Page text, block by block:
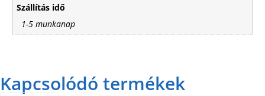
Szállítás idő
1-5 munkanap
Kapcsolódó termékek